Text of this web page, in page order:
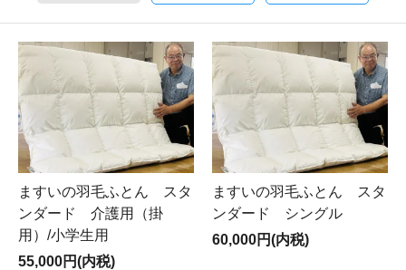
ますいの羽毛ふとん スタ
ンダード 介護用（掛
用）/小学生用
55,000円(内税)
ますいの羽毛ふとん スタ
ンダード シングル
60,000円(内税)